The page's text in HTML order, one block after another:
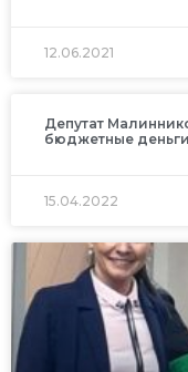
12.06.2021
Депутат
бюджетные
15.04.2022